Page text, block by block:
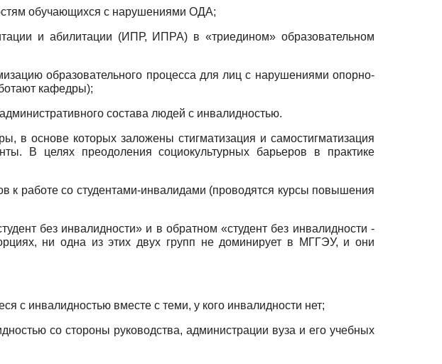
обучающихся с нарушениями ОДА;
и абилитации (ИПР, ИПРА) в «триедином» образовательном
образовательного процесса для лиц с нарушениями опорно-
кафедры);
состава людей с инвалидностью.
в основе которых заложены стигматизация и самостигматизация
В целях преодоления социокультурных барьеров в практике
к работе со студентами-инвалидами (проводятся курсы повышения
без инвалидности» и в обратном «студент без инвалидности-
ни одна из этих двух групп не доминирует в МГГЭУ, и они
с инвалидностью вместе с теми, у кого инвалидности нет;
со стороны руководства, администрации вуза и его учебных